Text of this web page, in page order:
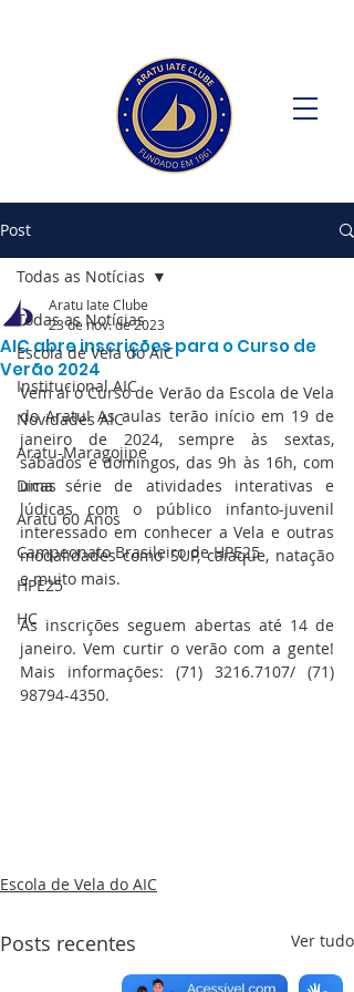
Post
Todas as Notícias
Escola de Vela do AIC
Institucional AIC
Novidades AIC
Aratu-Maragojipe
Dicas
Aratu 60 Anos
Campeonato Brasileiro de HPE25
HPE25
HC
Todas as Notícias
AIC abre inscrições para o Curso de
Verão 2024
Aratu Iate Clube
23 de nov. de 2023
Vem aí o Curso de Verão da Escola de Vela
do Aratu! As aulas terão início em 19 de
janeiro de 2024, sempre às sextas,
sábados e domingos, das 9h às 16h, com
uma série de atividades interativas e
lúdicas com o público infanto-juvenil
interessado em conhecer a Vela e outras
modalidades como SUP, caiaque, natação
e muito mais.
As inscrições seguem abertas até 14 de
janeiro. Vem curtir o verão com a gente!
Mais informações: (71) 3216.7107/ (71)
98794-4350.
Escola de Vela do AIC
Posts recentes Ver tudo